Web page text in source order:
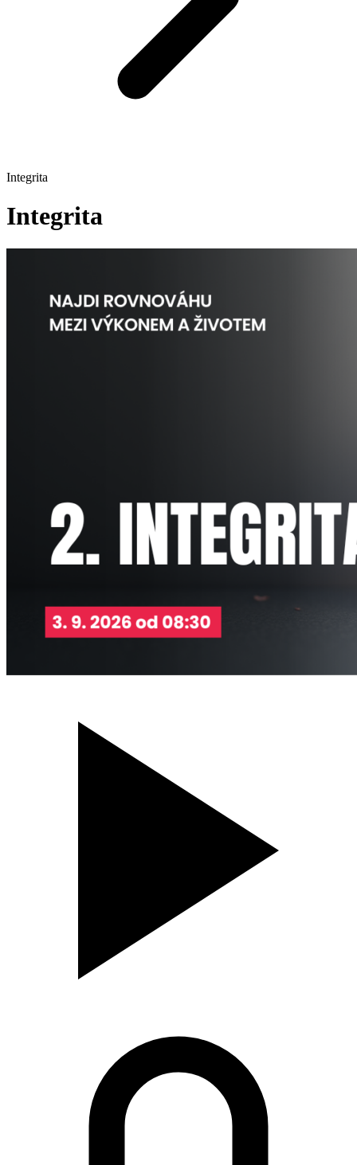
Integrita
Integrita